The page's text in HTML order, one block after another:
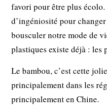
favori pour être plus
d’ingéniosité pour
bousculer notre mode de
plastiques existe déjà : les
Le bambou, c’est cette
principalement dans les
principalement en Chine.